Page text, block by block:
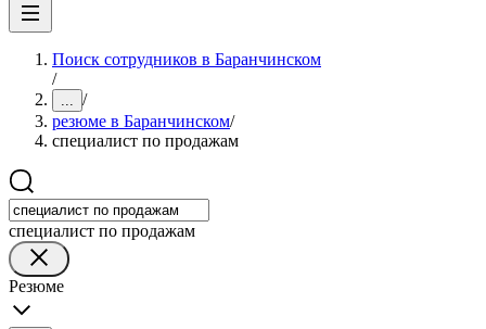
Поиск сотрудников в Баранчинском
/
... /
резюме в Баранчинском/
специалист по продажам
специалист по продажам
Резюме